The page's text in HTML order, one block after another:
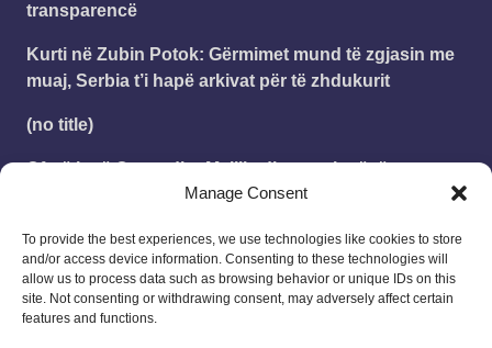
Manage Consent
To provide the best experiences, we use technologies like cookies to store
and/or access device information. Consenting to these technologies will
allow us to process data such as browsing behavior or unique IDs on this
site. Not consenting or withdrawing consent, may adversely affect certain
features and functions.
transparencë
Kurti në Zubin Potok: Gërmimet mund të zgjasin me
muaj, Serbia t’i hapë arkivat për të zhdukurit
(no title)
Çfarë janë Ceuta dhe Melilla dhe pse janë të
rëndësishme në rrugën e emigrantëve?
Leonard onPublikohet struktura e vitit shkollor
2025 – 2026
18/08/2025